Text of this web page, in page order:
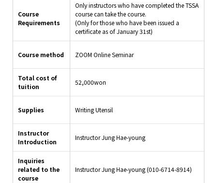
Course
Requirements
Only instructors who have completed the TSSA
course can take the course.
(Only for those who have been issued a
certificate as of January 31st)
Course method ZOOM Online Seminar
Total cost of
tuition
52,000won
Supplies Writing Utensil
Instructor
Introduction
Instructor Jung Hae-young
Inquiries
related to the
course
Instructor Jung Hae-young (010-6714-8914)